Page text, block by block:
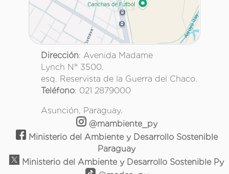
Dirección: Avenida Madame
Lynch N° 3500.
esq. Reservista de la Guerra del Chaco.
Teléfono: 021 2879000
Asunción, Paraguay.
@mambiente_py
Ministerio del Ambiente y Desarrollo Sostenible
Paraguay
Ministerio del Ambiente y Desarrollo Sostenible Py